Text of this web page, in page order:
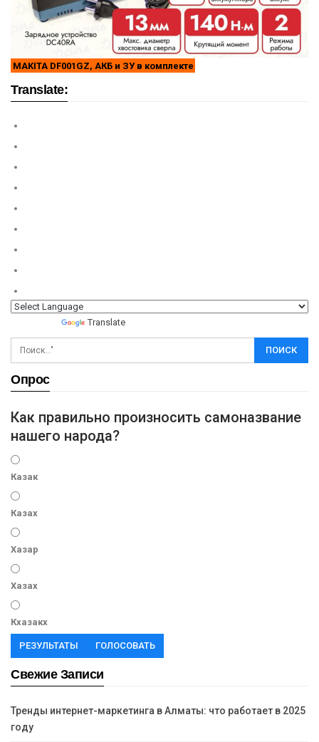
MAKITA DF001GZ, АКБ и ЗУ в комплекте
Translate:
Translate
Опрос
Как правильно произносить самоназвание
нашего народа?
Казак
Казах
Хазар
Хазах
Кхазакх
РЕЗУЛЬТАТЫ ГОЛОСОВАТЬ
Свежие Записи
Тренды интернет-маркетинга в Алматы: что работает в 2025
году